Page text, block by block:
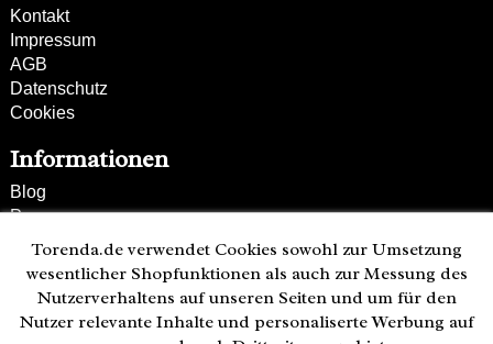
Kontakt
Impressum
AGB
Datenschutz
Cookies
Informationen
Blog
Presse
Partner
Versand und Zahlung
Bestellung wiederrufen
Kunden-Hotline
Torenda.de verwendet Cookies sowohl zur Umsetzung
wesentlicher Shopfunktionen als auch zur Messung des
Nutzerverhaltens auf unseren Seiten und um für den
Nutzer relevante Inhalte und personaliserte Werbung auf